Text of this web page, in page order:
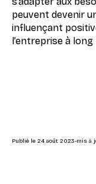
peuvent devenir
influençant
l’entreprise à
Publié le 24 août 2023-mis à